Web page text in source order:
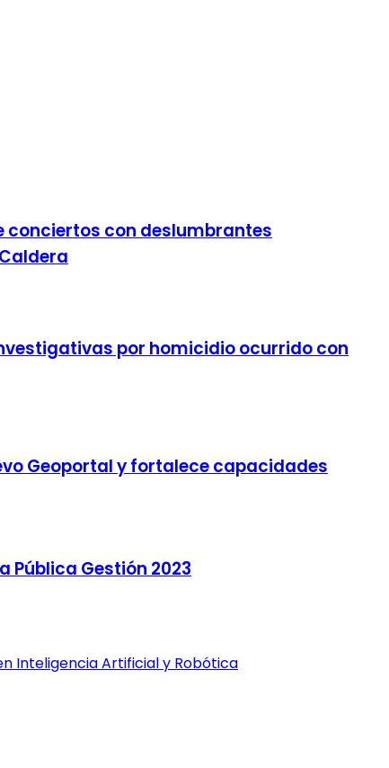
conciertos con deslumbrantes
por homicidio ocurrido con
Geoportal y fortalece capacidades
Pública Gestión 2023
Inteligencia Artificial y Robótica